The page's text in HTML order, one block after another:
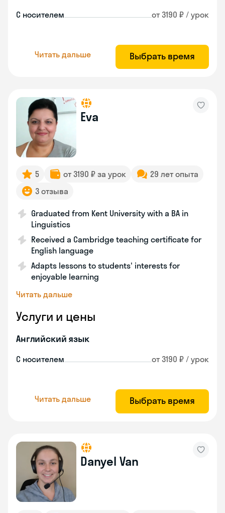
С носителем от 3190 ₽ / урок
Читать дальше Выбрать время
Eva
5 от 3190 ₽ за урок
29 лет опыта
3 отзыва
Graduated from Kent University with a BA in
Linguistics
Received a Cambridge teaching certificate for
English language
Adapts lessons to students' interests for
enjoyable learning
Читать дальше
Услуги и цены
Английский язык
С носителем от 3190 ₽ / урок
Читать дальше Выбрать время
Danyel Van